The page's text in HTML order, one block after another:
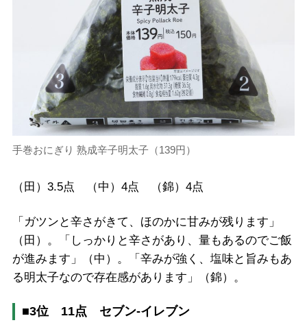
手巻おにぎり 熟成辛子明太子（139円）
（田）3.5点 （中）4点 （錦）4点
「ガツンと辛さがきて、ほのかに甘みが残ります」
（田）。「しっかりと辛さがあり、量もあるのでご飯
が進みます」（中）。「辛みが強く、塩味と旨みもあ
る明太子なので存在感があります」（錦）。
■3位 11点 セブン-イレブン